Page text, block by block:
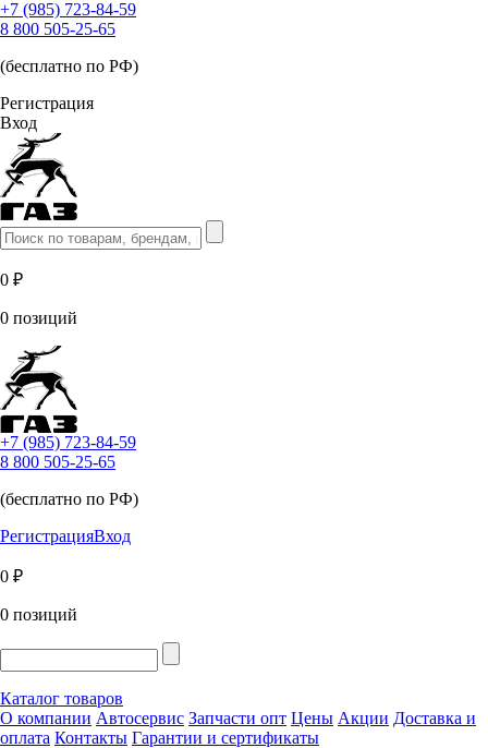
+7 (985) 723-84-59
8 800 505-25-65
(бесплатно по РФ)
Регистрация
Вход
0 ₽
0 позиций
+7 (985) 723-84-59
8 800 505-25-65
(бесплатно по РФ)
РегистрацияВход
0 ₽
0 позиций
Каталог товаров
О компании Автосервис Запчасти опт Цены Акции Доставка и
оплата Контакты Гарантии и сертификаты